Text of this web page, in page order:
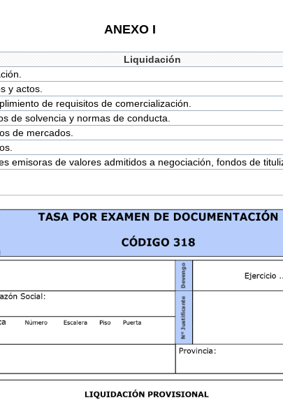
ANEXO I
Liquidación
y actos.
de requisitos de comercialización.
de solvencia y normas de conducta.
de mercados.
emisoras de valores admitidos a negociación, fondos de